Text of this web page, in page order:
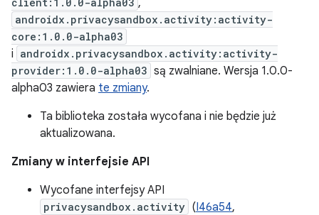
,
androidx.privacysandbox.activity:activity-
core:1.0.0-alpha03
i androidx.privacysandbox.activity:activity-
provider:1.0.0-alpha03 są zwalniane. Wersja 1.0.0-
alpha03 zawiera te zmiany.
Ta biblioteka została wycofana i nie będzie już
aktualizowana.
Zmiany w interfejsie API
Wycofane interfejsy API
privacysandbox.activity (I46a54,